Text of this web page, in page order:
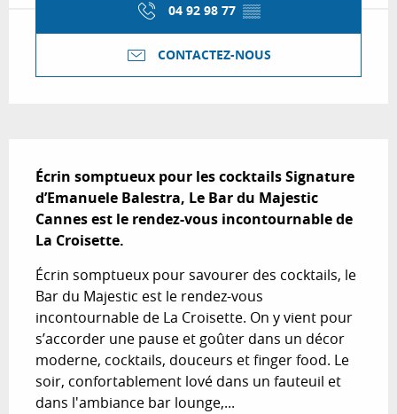
04 92 98 77 ▒▒
CONTACTEZ-NOUS
Écrin somptueux pour les cocktails Signature
d’Emanuele Balestra, Le Bar du Majestic
Cannes est le rendez-vous incontournable de
La Croisette.
Écrin somptueux pour savourer des cocktails, le
Bar du Majestic est le rendez-vous
incontournable de La Croisette. On y vient pour
s’accorder une pause et goûter dans un décor
moderne, cocktails, douceurs et finger food. Le
soir, confortablement lové dans un fauteuil et
dans l'ambiance bar lounge,...